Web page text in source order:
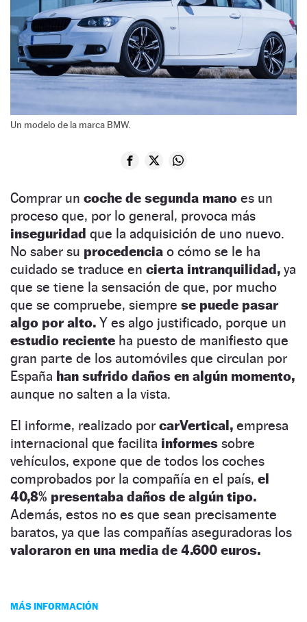
Un modelo de la marca BMW.
Comprar un coche de segunda mano es un
proceso que, por lo general, provoca más
inseguridad que la adquisición de uno nuevo.
No saber su procedencia o cómo se le ha
cuidado se traduce en cierta intranquilidad, ya
que se tiene la sensación de que, por mucho
que se compruebe, siempre se puede pasar
algo por alto. Y es algo justificado, porque un
estudio reciente ha puesto de manifiesto que
gran parte de los automóviles que circulan por
España han sufrido daños en algún momento,
aunque no salten a la vista.
El informe, realizado por carVertical, empresa
internacional que facilita informes sobre
vehículos, expone que de todos los coches
comprobados por la compañía en el país, el
40,8% presentaba daños de algún tipo.
Además, estos no es que sean precisamente
baratos, ya que las compañías aseguradoras los
valoraron en una media de 4.600 euros.
MÁS INFORMACIÓN